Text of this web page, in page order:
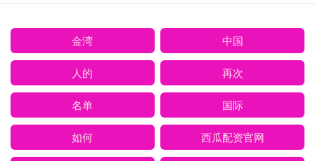
金湾 中国
人的 再次
名单 国际
如何 西瓜配资官网